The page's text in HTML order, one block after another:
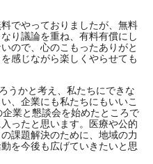
でやっておりましたが、無料
り議論を重ね、有料有償にし
ので、心のこもったありがと
感じながら楽しくやらせても
うかと考え、私たちにできな
、企業にも私たちにもいいこ
業と懇談会を始めたところで
ったと思います。医療や公的
課題解決のために、地域の力
を今後も広げていきたいと思